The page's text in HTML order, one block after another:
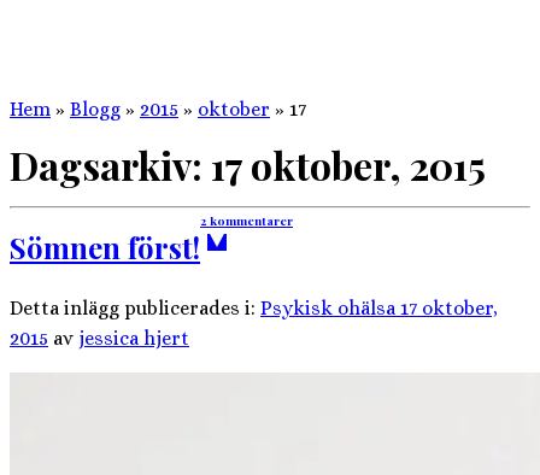
Hem » Blogg » 2015 » oktober » 17
Dagsarkiv: 17 oktober, 2015
Sömnen först!
2 kommentarer
Detta inlägg publicerades i: Psykisk ohälsa 17 oktober,
2015 av jessica hjert